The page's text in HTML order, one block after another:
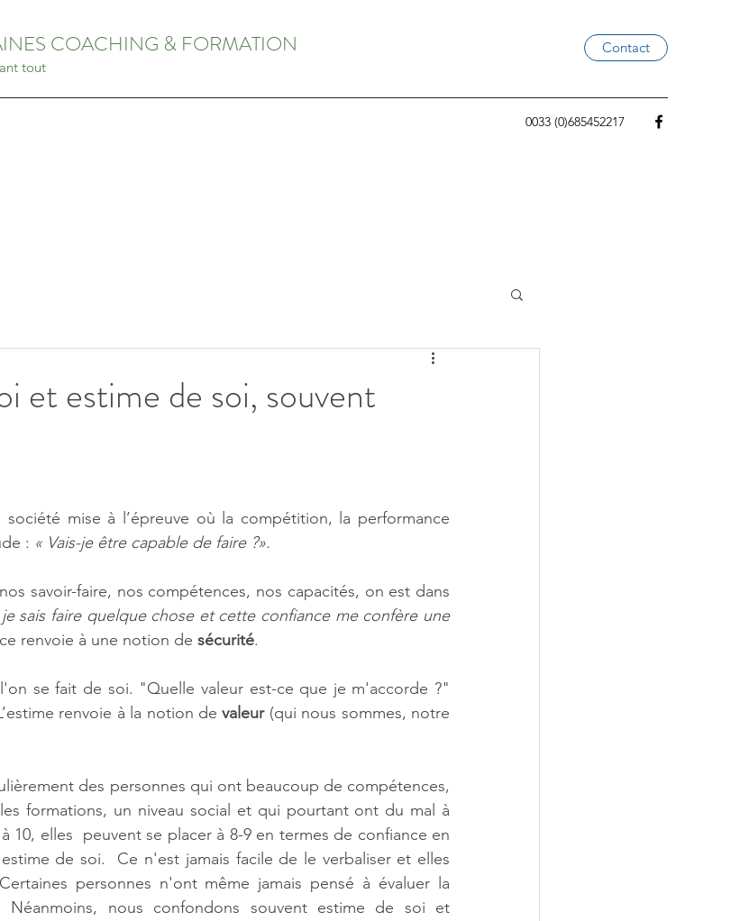
COACHING & FORMATION
tout
Contact
0033 (0)685452217
et estime de soi, souvent
société mise à l’épreuve où la compétition, la performance
: « Vais-je être capable de faire ?».
savoir-faire, nos compétences, nos capacités, on est dans
je sais faire quelque chose et cette confiance me confère une
renvoie à une notion de sécurité.
l'on se fait de soi. "Quelle valeur est-ce que je m'accorde ?"
renvoie à la notion de valeur (qui nous sommes, notre
des personnes qui ont beaucoup de compétences,
formations, un niveau social et qui pourtant ont du mal à
10, elles  peuvent se placer à 8-9 en termes de confiance en
de soi.  Ce n'est jamais facile de le verbaliser et elles
personnes n'ont même jamais pensé à évaluer la
Néanmoins, nous confondons souvent estime de soi et